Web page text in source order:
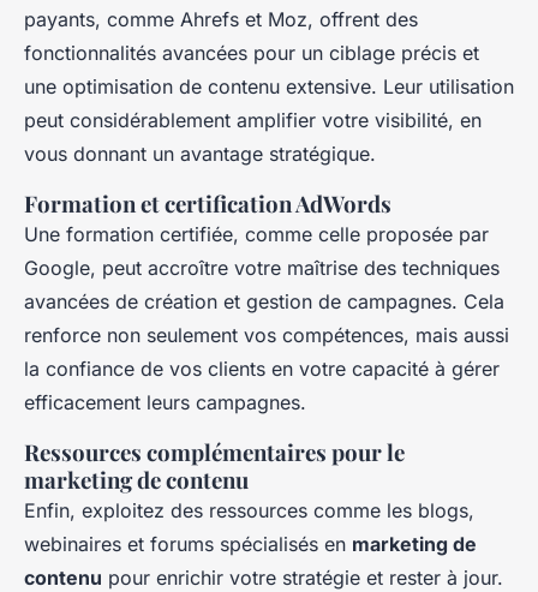
payants, comme Ahrefs et Moz, offrent des
fonctionnalités avancées pour un ciblage précis et
une optimisation de contenu extensive. Leur utilisation
peut considérablement amplifier votre visibilité, en
vous donnant un avantage stratégique.
Formation et certification AdWords
Une formation certifiée, comme celle proposée par
Google, peut accroître votre maîtrise des techniques
avancées de création et gestion de campagnes. Cela
renforce non seulement vos compétences, mais aussi
la confiance de vos clients en votre capacité à gérer
efficacement leurs campagnes.
Ressources complémentaires pour le
marketing de contenu
Enfin, exploitez des ressources comme les blogs,
webinaires et forums spécialisés en marketing de
contenu pour enrichir votre stratégie et rester à jour.